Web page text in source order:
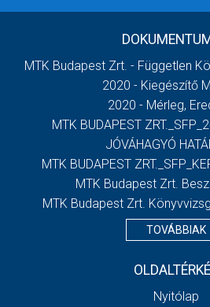
MTK Budapest Zrt. - Független
2020 - Kiegészítő
2020 - Mérleg,
MTK BUDAPEST
JÓVÁHAGYÓ
MTK BUDAPEST
MTK Budapest Zrt.
MTK Budapest Zrt.
TOVÁBBIAK
Nyitólap